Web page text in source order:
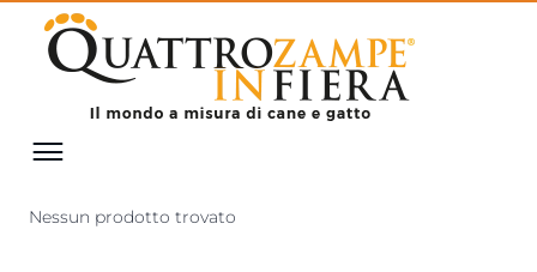
Nessun prodotto trovato